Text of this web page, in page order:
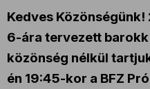
Kedves
6-ára tervezett
közönség nélkül
én 19:45-kor a BFZ